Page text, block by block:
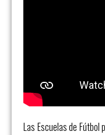
Las Escuelas de Fútbol